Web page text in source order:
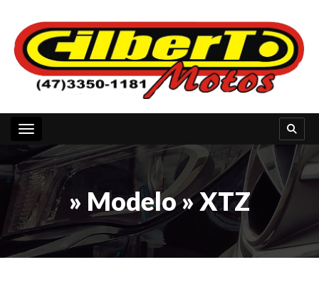
Toggle navigation
» Modelo » XTZ